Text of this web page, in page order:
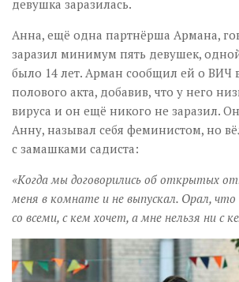
девушка заразилась.
Анна, ещё одна партнёрша Армана,
заразил минимум пять девушек,
было 14 лет. Арман сообщил ей о ВИЧ
полового акта, добавив, что у него
вируса и он ещё никого не заразил.
Анну, называл себя феминистом, но
с замашками садиста:
«Когда мы договорились об открытых
меня в комнате и не выпускал. Орал,
со всеми, с кем хочет, а мне нельзя ни с